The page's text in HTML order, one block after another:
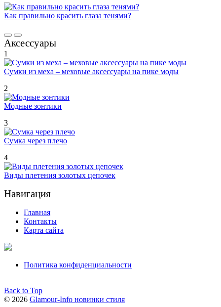
Как правильно красить глаза тенями?
Аксессуары
1
Сумки из меха – меховые аксессуары на пике моды
2
Модные зонтики
3
Сумка через плечо
4
Виды плетения золотых цепочек
Навигация
Главная
Контакты
Карта сайта
Политика конфиденциальности
Back to Top
© 2026 Glamour-Info новинки стиля